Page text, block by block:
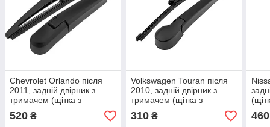
Chevrolet Orlando після
2011, задній двірник з
тримачем (щітка з
щіткотримачем)
520 ₴
Volkswagen Touran після
2010, задній двірник з
тримачем (щітка з
щіткотримачем)
310₴ 460